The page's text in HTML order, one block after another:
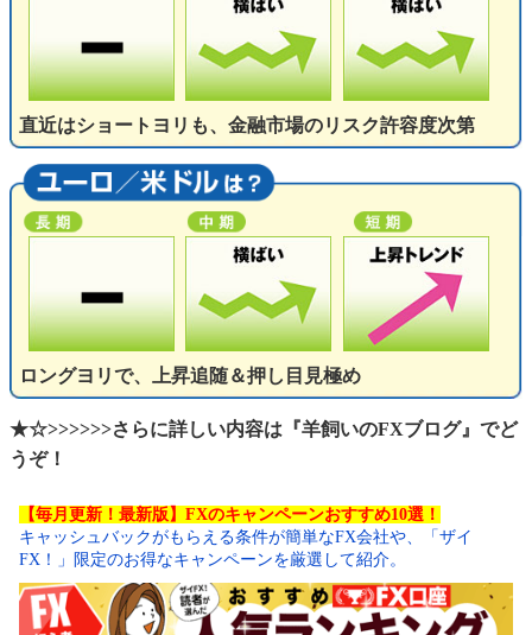
直近はショートヨリも、金融市場のリスク許容度次第
ロングヨリで、上昇追随＆押し目見極め
★☆>>>>>>さらに詳しい内容は『羊飼いのFXブログ』でど
うぞ！
【毎月更新！最新版】FXのキャンペーンおすすめ10選！
キャッシュバックがもらえる条件が簡単なFX会社や、「ザイ
FX！」限定のお得なキャンペーンを厳選して紹介。